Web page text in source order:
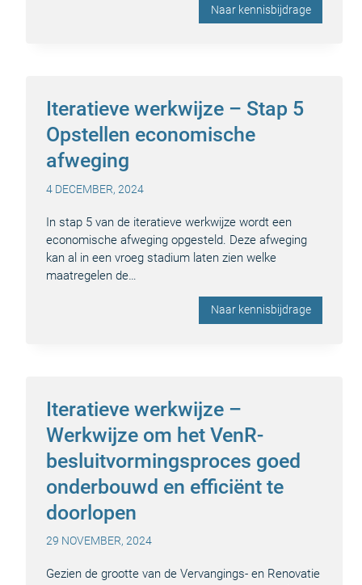
Naar kennisbijdrage
Iteratieve werkwijze – Stap 5
Opstellen economische
afweging
4 DECEMBER, 2024
In stap 5 van de iteratieve werkwijze wordt een
economische afweging opgesteld. Deze afweging
kan al in een vroeg stadium laten zien welke
maatregelen de…
Naar kennisbijdrage
Iteratieve werkwijze –
Werkwijze om het VenR-
besluitvormingsproces goed
onderbouwd en efficiënt te
doorlopen
29 NOVEMBER, 2024
Gezien de grootte van de Vervangings- en Renovatie